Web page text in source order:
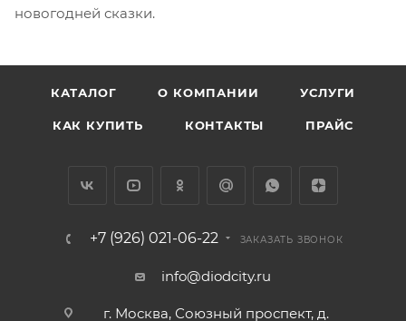
новогодней сказки.
КАТАЛОГ О КОМПАНИИ УСЛУГИ
КАК КУПИТЬ КОНТАКТЫ ПРАЙС
+7 (926) 021-06-22 ЗАКАЗАТЬ ЗВОНОК
info@diodcity.ru
г. Москва, Союзный проспект, д.